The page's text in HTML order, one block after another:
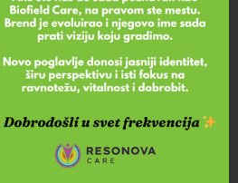
indikatora koji dovode do
sa nervnim sistemom i
uticajem raznih elemenata
B.E. Wellpoboljšava
održavanju njegovog
nervni sistem u stanju
fokusirani, bez napetosti i u